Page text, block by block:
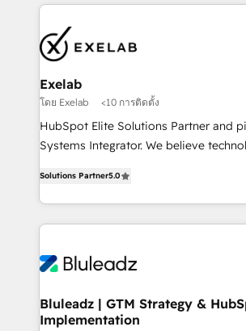
integrations, and data migration
market and enterprise organizations,
combines strong technical execution
business perspective. Many of our
scaled businesses themselves, giving
understanding of what owners and
as their systems, data, and processes
range of industries, including
B2B services, manufacturing, financial
on delivering clean, scalable, AI-ready
create long-term value and a
Exelab
โดย Exelab <10 การติดตั้ง
HubSpot Elite Solutions Partner and
Systems Integrator. We believe technology should
Every engagement begins with clear
customer journey mapping, and
Only then we architect solutions. The
outcomes to deliver. -SYSTEM INTEGRATION-
make HubSpot the operational hub,
SAP, Microsoft Dynamics, custom
Solutions Partner5.0
Bluleadz | GTM Strategy &
Implementation